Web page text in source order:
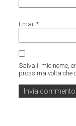
Email*
Salva il mio nome,
prossima volta che